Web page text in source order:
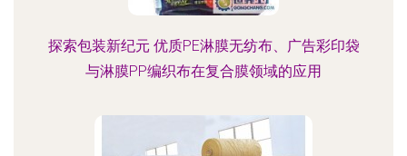
探索包装新纪元 优质PE淋膜无纺布、广告彩印袋
与淋膜PP编织布在复合膜领域的应用